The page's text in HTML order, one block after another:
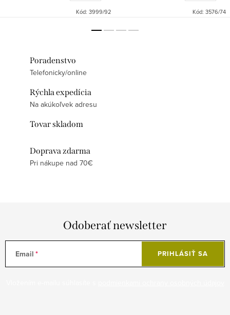
Kód: 3999/92 Kód: 3576/74
Poradenstvo
Telefonicky/online
Rýchla expedícia
Na akúkoľvek adresu
Tovar skladom
Doprava zdarma
Pri nákupe nad 70€
Odoberať newsletter
Email PRIHLÁSIŤ SA